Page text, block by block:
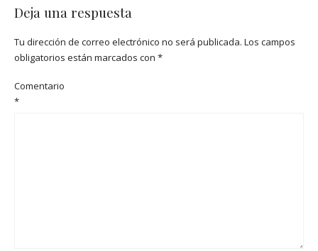
Deja una respuesta
Tu dirección de correo electrónico no será publicada. Los campos
obligatorios están marcados con *
Comentario
*